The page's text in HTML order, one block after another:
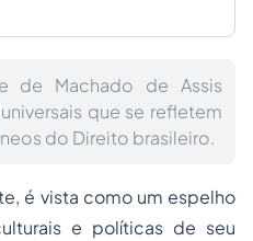
de Machado de Assis
que se refletem
do Direito brasileiro.
é vista como um espelho
e políticas de seu